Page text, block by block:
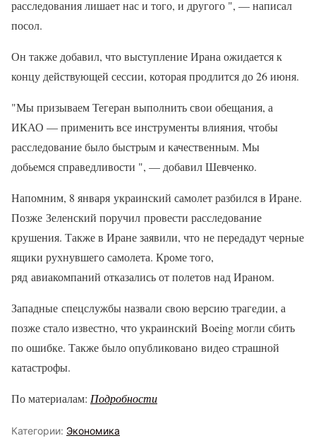
расследования лишает нас и того, и другого ", — написал
посол.
Он также добавил, что выступление Ирана ожидается к
концу действующей сессии, которая продлится до 26 июня.
"Мы призываем Тегеран выполнить свои обещания, а
ИКАО — применить все инструменты влияния, чтобы
расследование было быстрым и качественным. Мы
добьемся справедливости ", — добавил Шевченко.
Напомним, 8 января украинский самолет разбился в Иране.
Позже Зеленский поручил провести расследование
крушения. Также в Иране заявили, что не передадут черные
ящики рухнувшего самолета. Кроме того,
ряд авиакомпаний отказались от полетов над Ираном.
Западные спецслужбы назвали свою версию трагедии, а
позже стало известно, что украинский Boeing могли сбить
по ошибке. Также было опубликовано видео страшной
катастрофы.
По материалам: Подробности
Категории: Экономика